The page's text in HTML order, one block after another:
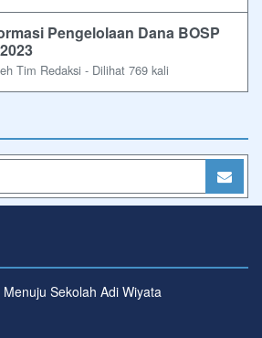
Pengelolaan Dana BOSP
Tim Redaksi - Dilihat 769 kali
Sekolah Adi Wiyata